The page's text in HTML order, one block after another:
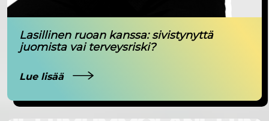
Lasillinen ruoan kanssa: sivistynyttä
juomista vai terveysriski?
Lue lisää